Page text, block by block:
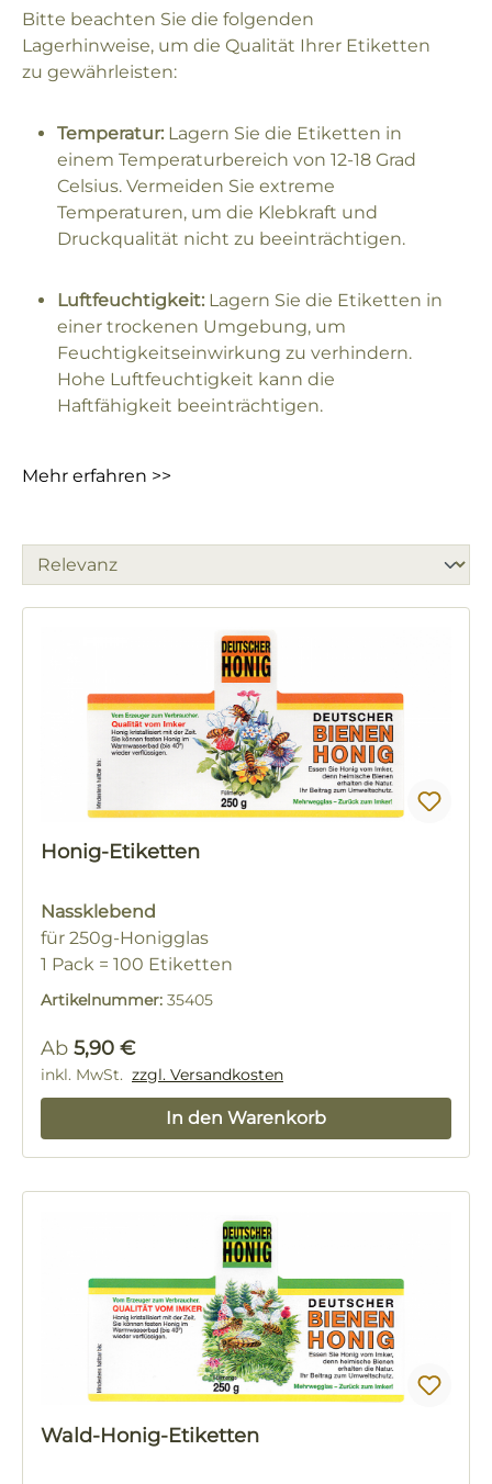
Bitte beachten Sie die folgenden
Lagerhinweise, um die Qualität Ihrer Etiketten
zu gewährleisten:
Temperatur: Lagern Sie die Etiketten in
einem Temperaturbereich von 12-18 Grad
Celsius. Vermeiden Sie extreme
Temperaturen, um die Klebkraft und
Druckqualität nicht zu beeinträchtigen.
Luftfeuchtigkeit: Lagern Sie die Etiketten in
einer trockenen Umgebung, um
Feuchtigkeitseinwirkung zu verhindern.
Hohe Luftfeuchtigkeit kann die
Haftfähigkeit beeinträchtigen.
Mehr erfahren >>
Honig-Etiketten
Nassklebend
für 250g-Honigglas
1 Pack = 100 Etiketten
Artikelnummer: 35405
Regulärer Preis:
Ab 5,90 €
inkl. MwSt. zzgl. Versandkosten
In den Warenkorb
Wald-Honig-Etiketten